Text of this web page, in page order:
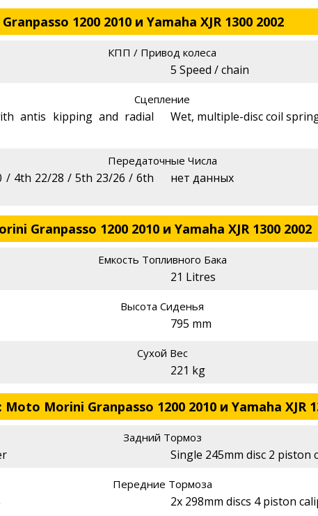
1200 2010 и Yamaha XJR 1300 2002
КПП / Привод колеса
5 Speed / chain
Сцепление
antis kipping and radial
Wet, multiple-disc coil
Передаточные Числа
/ 4th 22/28 / 5th 23/26 / 6th
нет данных
Granpasso 1200 2010 и Yamaha XJR 1300 2002
Емкость Топливного Бака
21 Litres
Высота Сиденья
795 mm
Сухой Вес
221 kg
Morini Granpasso 1200 2010 и Yamaha XJR
Задний Тормоз
Single 245mm disc 2 piston
Передние Тормоза
2x 298mm discs 4 piston